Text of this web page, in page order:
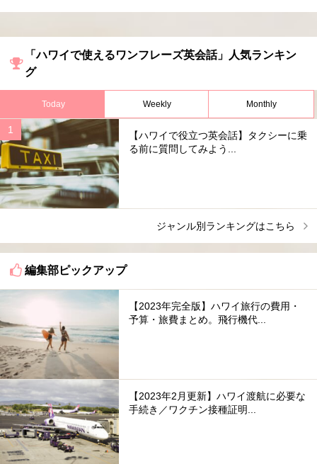
「ハワイで使えるワンフレーズ英会話」人気ランキン
グ
Today Weekly Monthly
【ハワイで役立つ英会話】タクシーに乗
る前に質問してみよう...
ジャンル別ランキングはこちら
編集部ピックアップ
【2023年完全版】ハワイ旅行の費用・
予算・旅費まとめ。飛行機代...
【2023年2月更新】ハワイ渡航に必要な
手続き／ワクチン接種証明...